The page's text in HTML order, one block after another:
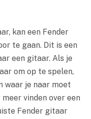
kan een Fender
te gaan. Dit is een
een gitaar. Als je
om op te spelen,
waar je naar moet
vinden over een
Fender gitaar